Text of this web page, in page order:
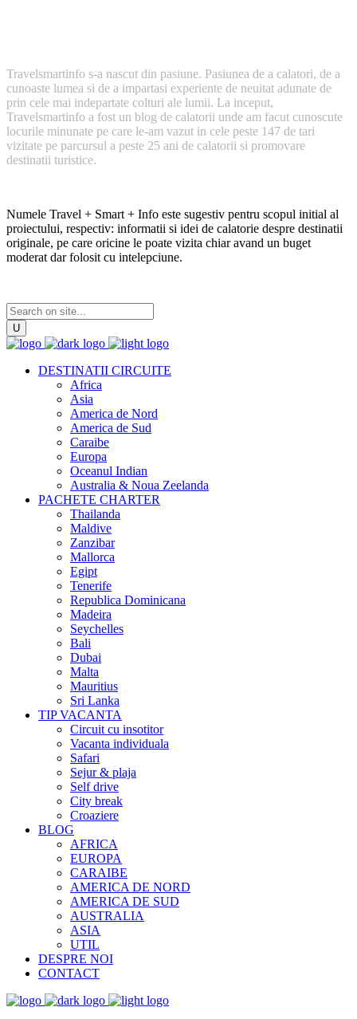
Travelsmartinfo s-a nascut din pasiune. Pasiunea de a calatori, de a
cunoaste lumea si de a impartasi experiente de neuitat adunate de
prin cele mai indepartate colturi ale lumii. La inceput,
Travelsmartinfo a fost un blog de calatorii unde am facut cunoscute
locurile minunate pe care le-am vazut in cele peste 147 de tari
vizitate pe parcursul a peste 25 ani de calatorii si promovare
destinatii turistice.
Numele Travel + Smart + Info este sugestiv pentru scopul initial al
proiectului, respectiv: informatii si idei de calatorie despre destinatii
originale, pe care oricine le poate vizita chiar avand un buget
moderat dar folosit cu intelepciune.
DESTINATII CIRCUITE
Africa
Asia
America de Nord
America de Sud
Caraibe
Europa
Oceanul Indian
Australia & Noua Zeelanda
PACHETE CHARTER
Thailanda
Maldive
Zanzibar
Mallorca
Egipt
Tenerife
Republica Dominicana
Madeira
Seychelles
Bali
Dubai
Malta
Mauritius
Sri Lanka
TIP VACANTA
Circuit cu insotitor
Vacanta individuala
Safari
Sejur & plaja
Self drive
City break
Croaziere
BLOG
AFRICA
EUROPA
CARAIBE
AMERICA DE NORD
AMERICA DE SUD
AUSTRALIA
ASIA
UTIL
DESPRE NOI
CONTACT